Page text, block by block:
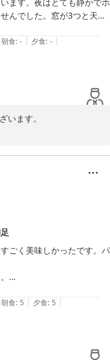
んでした。窓が3つと天窓
目覚めでした。
朝食: - | 夕食: - |
います。
いませんでした。早急に
ます。
す。
ます。
ごく美味しかったです。パ
たが問題無い程度です。
リティーでした。
朝食: 5 | 夕食: 5 |